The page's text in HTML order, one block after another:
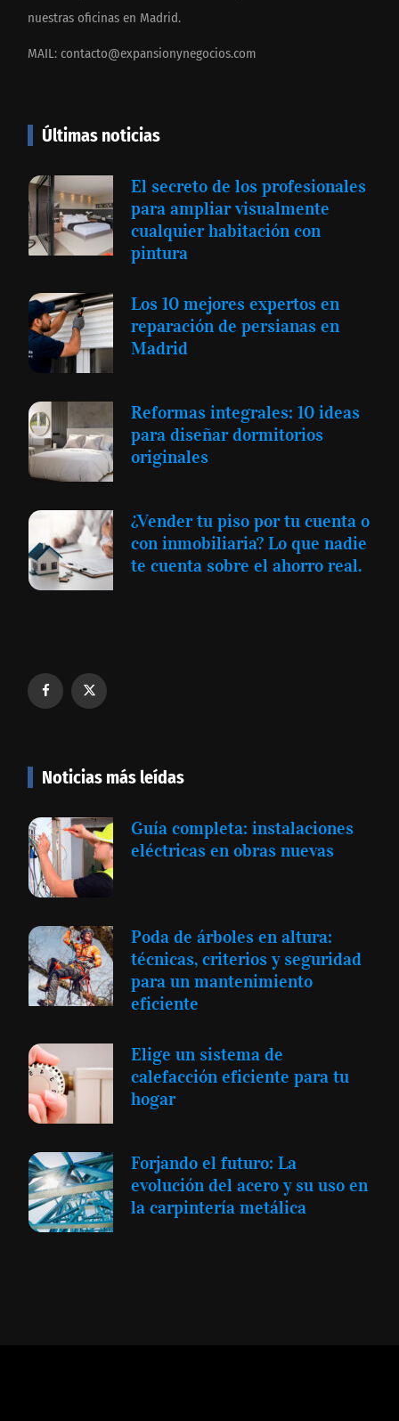
nuestras oficinas en Madrid.
MAIL: contacto@expansionynegocios.com
Últimas noticias
El secreto de los profesionales
para ampliar visualmente
cualquier habitación con
pintura
Los 10 mejores expertos en
reparación de persianas en
Madrid
Reformas integrales: 10 ideas
para diseñar dormitorios
originales
¿Vender tu piso por tu cuenta o
con inmobiliaria? Lo que nadie
te cuenta sobre el ahorro real.
Noticias más leídas
Guía completa: instalaciones
eléctricas en obras nuevas
Poda de árboles en altura:
técnicas, criterios y seguridad
para un mantenimiento
eficiente
Elige un sistema de
calefacción eficiente para tu
hogar
Forjando el futuro: La
evolución del acero y su uso en
la carpintería metálica